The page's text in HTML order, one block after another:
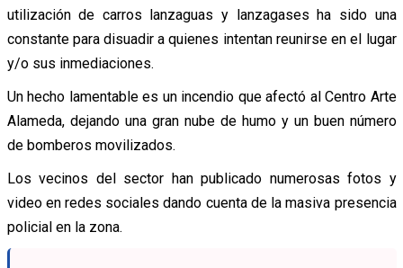
utilización de carros lanzaguas y lanzagases ha sido una
constante para disuadir a quienes intentan reunirse en el lugar
y/o sus inmediaciones.
Un hecho lamentable es un incendio que afectó al Centro Arte
Alameda, dejando una gran nube de humo y un buen número
de bomberos movilizados.
Los vecinos del sector han publicado numerosas fotos y
video en redes sociales dando cuenta de la masiva presencia
policial en la zona.